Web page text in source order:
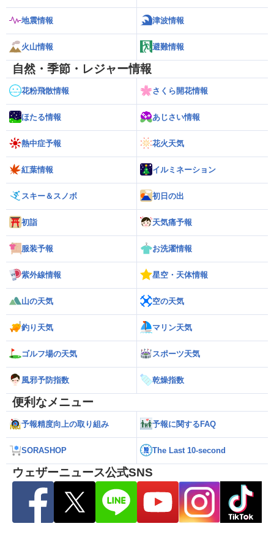
地震情報 津波情報
火山情報 避難情報
自然・季節・レジャー情報
花粉飛散情報 さくら開花情報
ほたる情報 あじさい情報
熱中症予報 花火天気
紅葉情報 イルミネーション
スキー＆スノボ 初日の出
初詣 天気痛予報
服装予報 お洗濯情報
紫外線情報 星空・天体情報
山の天気 空の天気
釣り天気 マリン天気
ゴルフ場の天気 スポーツ天気
風邪予防指数 乾燥指数
便利なメニュー
予報精度向上の取り組み 予報に関するFAQ
SORASHOP The Last 10-second
ウェザーニュース公式SNS